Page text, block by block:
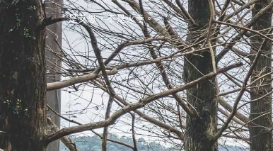
是艾思，不是火拳。